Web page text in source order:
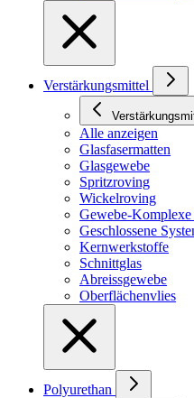
Verstärkungsmittel
Alle anzeigen
Glasfasermatten
Glasgewebe
Spritzroving
Wickelroving
Gewebe-
Geschlossene
Kernwerkstoffe
Schnittglas
Abreissgewebe
Oberflächenvlies
Polyurethan